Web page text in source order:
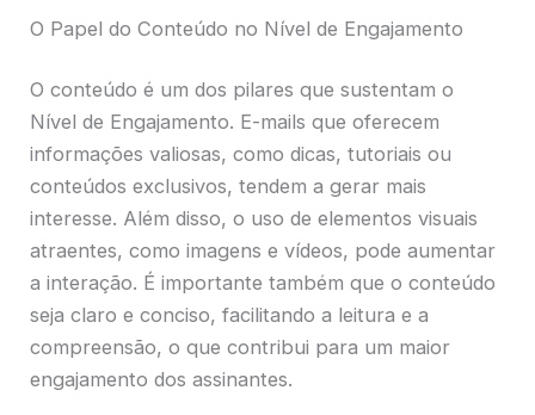
O Papel do Conteúdo no Nível de Engajamento
O conteúdo é um dos pilares que sustentam o
Nível de Engajamento. E-mails que oferecem
informações valiosas, como dicas, tutoriais ou
conteúdos exclusivos, tendem a gerar mais
interesse. Além disso, o uso de elementos visuais
atraentes, como imagens e vídeos, pode aumentar
a interação. É importante também que o conteúdo
seja claro e conciso, facilitando a leitura e a
compreensão, o que contribui para um maior
engajamento dos assinantes.